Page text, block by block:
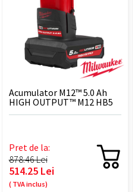
Acumulator M12™ 5.0 Ah
HIGH OUTPUT™ M12 HB5
Pret de la:
878.46 Lei
514.25 Lei
( TVA inclus)